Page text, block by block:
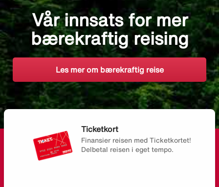
Vår innsats for mer
bærekraftig reising
Les mer om bærekraftig reise
Ticketkort
Finansier reisen med Ticketkortet!
Delbetal reisen i eget tempo.